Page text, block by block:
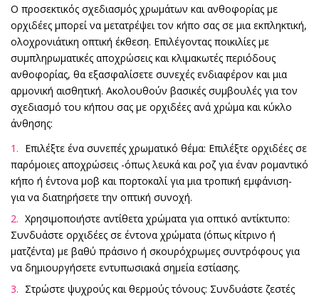
Ο προσεκτικός σχεδιασμός χρωμάτων και ανθοφορίας με
ορχιδέες μπορεί να μετατρέψει τον κήπο σας σε μια εκπληκτική,
ολοχρονιάτικη οπτική έκθεση. Επιλέγοντας ποικιλίες με
συμπληρωματικές αποχρώσεις και κλιμακωτές περιόδους
ανθοφορίας, θα εξασφαλίσετε συνεχές ενδιαφέρον και μια
αρμονική αισθητική. Ακολουθούν βασικές συμβουλές για τον
σχεδιασμό του κήπου σας με ορχιδέες ανά χρώμα και κύκλο
άνθησης:
Επιλέξτε ένα συνεπές χρωματικό θέμα: Επιλέξτε ορχιδέες σε
παρόμοιες αποχρώσεις -όπως λευκά και ροζ για έναν ρομαντικό
κήπο ή έντονα μοβ και πορτοκαλί για μια τροπική εμφάνιση-
για να διατηρήσετε την οπτική συνοχή.
Χρησιμοποιήστε αντίθετα χρώματα για οπτικό αντίκτυπο:
Συνδυάστε ορχιδέες σε έντονα χρώματα (όπως κίτρινο ή
ματζέντα) με βαθύ πράσινο ή σκουρόχρωμες συντρόφους για
να δημιουργήσετε εντυπωσιακά σημεία εστίασης.
Στρώστε ψυχρούς και θερμούς τόνους: Συνδυάστε ζεστές